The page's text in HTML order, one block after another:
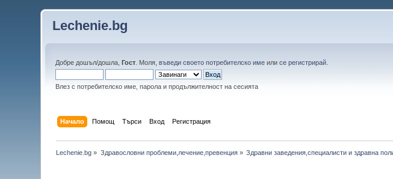
Lechenie.bg
Добре дошъл/дошла,Гост . Моля,въведи своето потребителско име илисе регистрирай
Влез с потребителско име, парола и продължителност на сесията
Начало Помощ Търси Вход Регистрация
Lechenie.bg » Здравословни проблеми,лечение,превенция» Здравни заведения,специалисти и здравна